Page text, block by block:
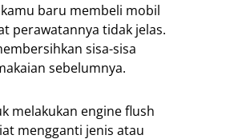
baru membeli mobil
perawatannya tidak jelas.
sisa-sisa
sebelumnya.
melakukan engine flush
mengganti jenis atau